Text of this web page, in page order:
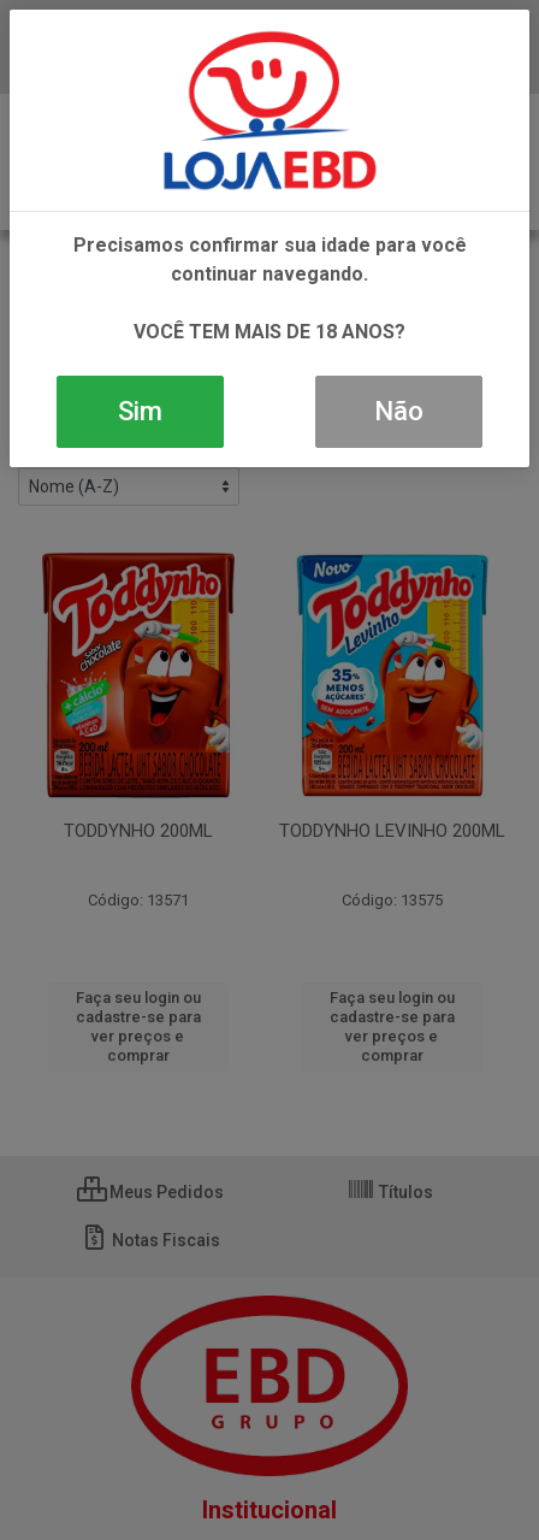
BEBIDAS LACTEAS
2 produtos ordenados por:
TODDYNHO 200ML
Código: 13571
Faça seu login ou
cadastre-se para
ver preços e
comprar
TODDYNHO LEVINHO 200ML
Código: 13575
Faça seu login ou
cadastre-se para
ver preços e
comprar
Meus Pedidos Títulos
Notas Fiscais
Institucional
Precisamos confirmar sua idade para você
continuar navegando.
VOCÊ TEM MAIS DE 18 ANOS?
Sim Não